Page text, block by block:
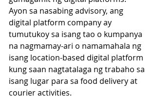
Ayon sa nasabing advisory, ang
digital platform company ay
tumutukoy sa isang tao o kumpanya
na nagmamay-ari o namamahala ng
isang location-based digital platform
kung saan nagtatalaga ng trabaho sa
isang lugar para sa food delivery at
courier activities.